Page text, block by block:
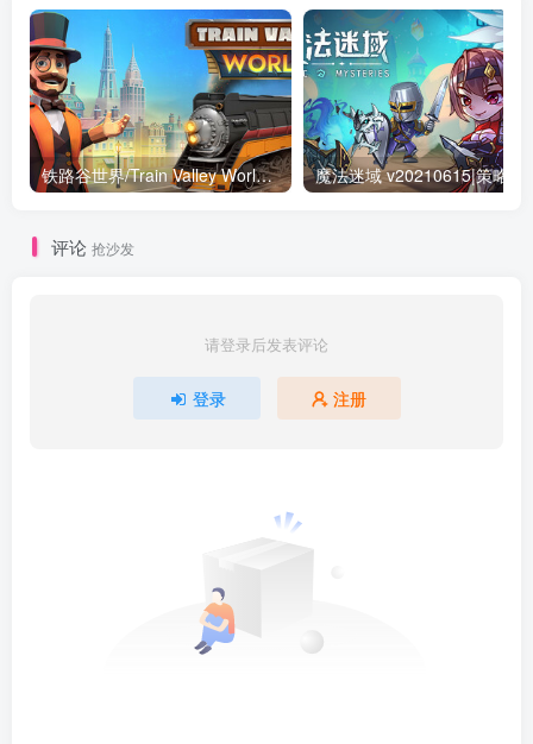
铁路谷世界/Train Valley World Build.16289730|策略模拟|容量1.4GB|免安装绿色中文版
评论 抢沙发
请登录后发表评论
登录 注册